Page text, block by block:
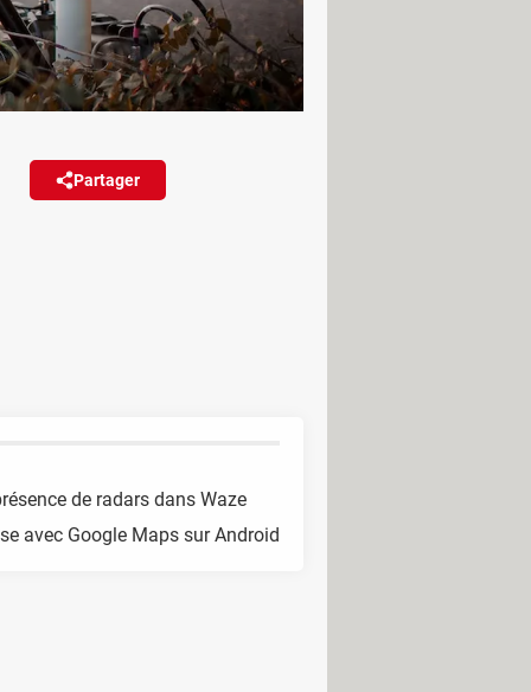
Partager
un petit coup de
de vitesse.
de radars dans Waze
avec Google Maps sur Android
infraction. Waze se montre
propose non seulement de
absente de